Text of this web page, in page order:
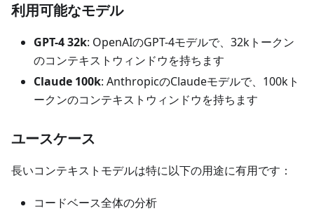
利用可能なモデル
GPT-4 32k: OpenAIのGPT-4モデルで、32kトークン
のコンテキストウィンドウを持ちます
Claude 100k: AnthropicのClaudeモデルで、100kト
ークンのコンテキストウィンドウを持ちます
ユースケース
長いコンテキストモデルは特に以下の用途に有用です：
コードベース全体の分析